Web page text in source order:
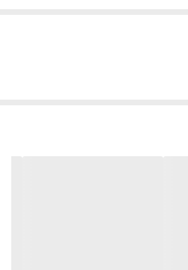
کارگاهی هر محصول را بررسی کنید. ثبت